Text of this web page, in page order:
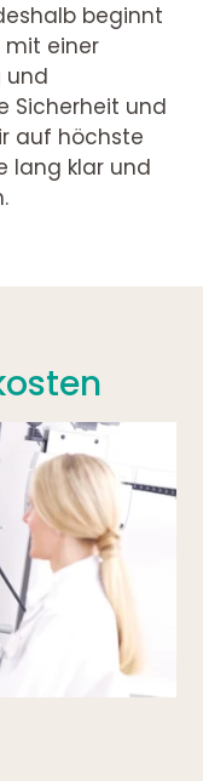
beginnt
mit einer
und
Sicherheit und
auf höchste
lang klar und